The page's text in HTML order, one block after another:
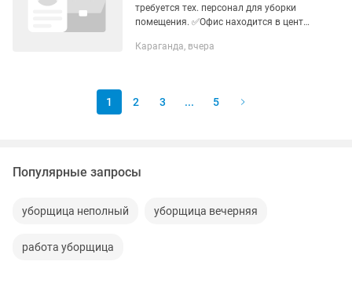
требуется тех. персонал для уборки
помещения. ✅Офис находится в центре
Станиславского ✅график работы:
Караганда, вчера
1 2 3 ... 5
Популярные запросы
уборщица неполный уборщица вечерняя
работа уборщица